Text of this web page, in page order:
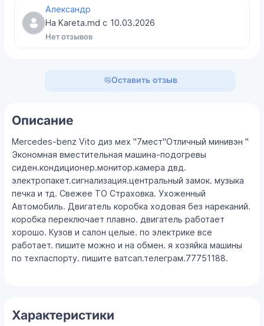
Александр
На Kareta.md с 10.03.2026
Нет отзывов
Оставить отзыв
Описание
Mercedes-benz Vito диз мех "7мест"Отличный минивэн "
Экономная вместительная машина-подогревы
сиден.кондиционер.монитор.камера двд.
электропакет.сигнализация.центральный замок. музыка
печка и тд. Свежее ТО Страховка. Ухоженный
Автомобиль. Двигатель коробка ходовая без нареканий.
коробка переключает плавно. двигатель работает
хорошо. Кузов и салон целые. по электрике все
работает. пишите можно и на обмен. я хозяйка машины
по техпаспорту. пишите ватсап.телеграм.77751188.
Характеристики